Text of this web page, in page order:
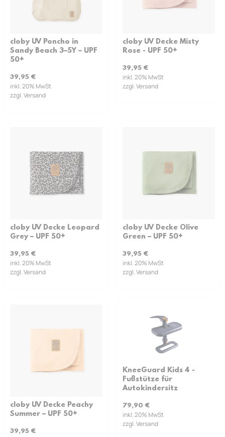
cloby UV Poncho in
Sandy Beach 3–5Y – UPF
50+
39,95 €
inkl. 20% MwSt
zzgl. Versand
cloby UV Decke Misty
Rose - UPF 50+
39,95 €
inkl. 20% MwSt
zzgl. Versand
cloby UV Decke Leopard
Grey – UPF 50+
39,95 €
inkl. 20% MwSt
zzgl. Versand
cloby UV Decke Olive
Green – UPF 50+
39,95 €
inkl. 20% MwSt
zzgl. Versand
cloby UV Decke Peachy
Summer – UPF 50+
39,95 €
KneeGuard Kids 4 -
Fußstütze für
Autokindersitz
79,90 €
inkl. 20% MwSt
zzgl. Versand